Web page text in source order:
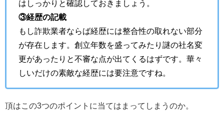
はしっかりと確認しておきましょう。
③経歴の記載
もし詐欺業者ならば経歴には整合性の取れない部分
が存在します。創立年数を盛ってみたり謎の社名変
更があったりと不審な点が出てくるはずです。華々
しいだけの素敵な経歴には要注意ですね。
頂はこの3つのポイントに当てはまってしまうのか。